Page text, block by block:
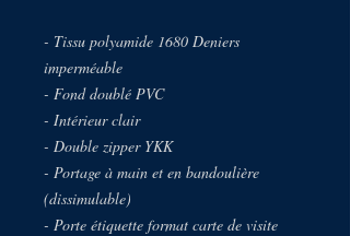
- Tissu polyamide 1680 Deniers
imperméable
- Fond doublé PVC
- Intérieur clair
- Double zipper YKK
- Portage à main et en bandoulière
(dissimulable)
- Porte étiquette format carte de visite